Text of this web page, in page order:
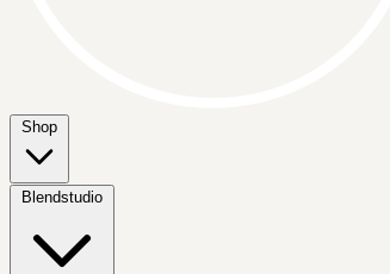
Shop
Blendstudio